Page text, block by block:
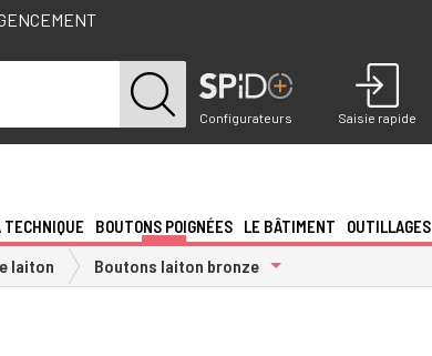
Configurateurs Saisie rapide
TECHNIQUE BOUTONS POIGNÉES LE BÂTIMENT OUTILLAGES
laiton Boutons laiton bronze Toggle Dropdown